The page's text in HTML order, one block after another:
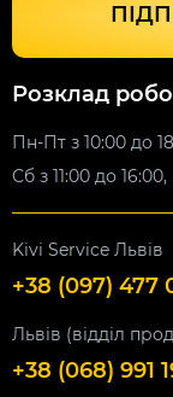
Розклад
Пн-Пт з 10:00 до
Сб з 11:00 до
Kivi Service Львів
+38 (097) 477
Львів (відділ
+38 (068) 991